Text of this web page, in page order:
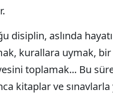
disiplin, aslında
kurallara uymak,
toplamak... Bu
kitaplar ve